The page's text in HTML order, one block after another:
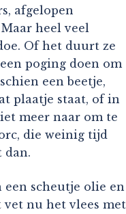
afgelopen
heel veel
Of het duurt ze
poging doen om
een beetje,
plaatje staat, of in
meer naar om te
die weinig tijd
dan.
een scheutje olie en
nu het vlees met